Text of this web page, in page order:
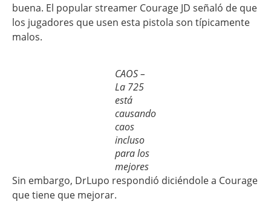
buena. El popular streamer Courage JD señaló de que
los jugadores que usen esta pistola son típicamente
malos.
CAOS –
La 725
está
causando
caos
incluso
para los
mejores
Sin embargo, DrLupo respondió diciéndole a Courage
que tiene que mejorar.